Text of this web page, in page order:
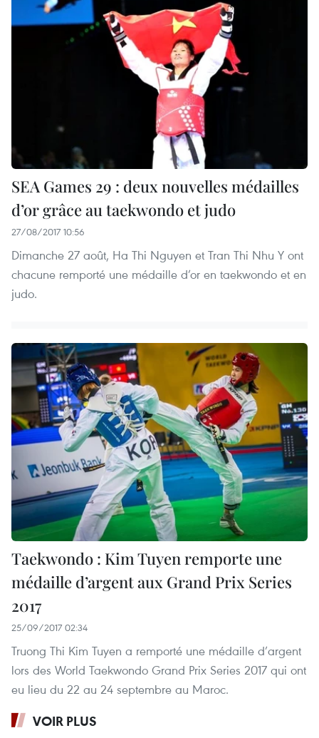
SEA Games 29 : deux nouvelles médailles
d’or grâce au taekwondo et judo
27/08/2017 10:56
Dimanche 27 août, Ha Thi Nguyen et Tran Thi Nhu Y ont
chacune remporté une médaille d’or en taekwondo et en
judo.
Taekwondo : Kim Tuyen remporte une
médaille d’argent aux Grand Prix Series
2017
25/09/2017 02:34
Truong Thi Kim Tuyen a remporté une médaille d’argent
lors des World Taekwondo Grand Prix Series 2017 qui ont
eu lieu du 22 au 24 septembre au Maroc.
VOIR PLUS